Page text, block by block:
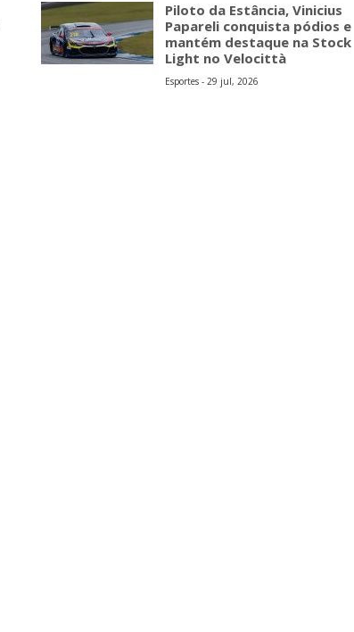
Piloto da Estância, Vinicius
Papareli conquista pódios e
mantém destaque na Stock
Light no Velocittà
Esportes - 29 jul, 2026